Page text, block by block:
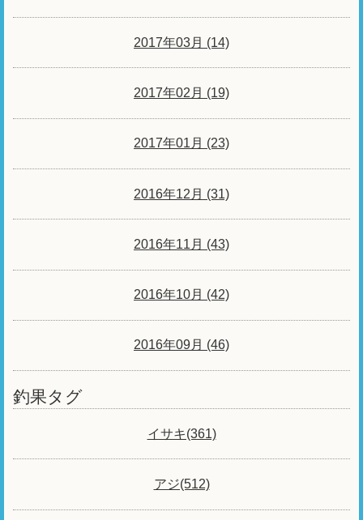
2017年03月 (14)
2017年02月 (19)
2017年01月 (23)
2016年12月 (31)
2016年11月 (43)
2016年10月 (42)
2016年09月 (46)
釣果タグ
イサキ(361)
アジ(512)